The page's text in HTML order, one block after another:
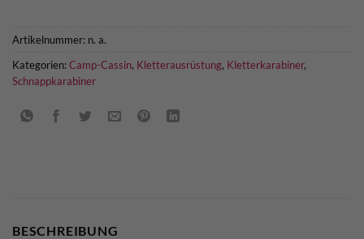
Artikelnummer: n. a.
Kategorien:Camp-Cassin, Kletterausrüstung, Kletterkarabiner,
Schnappkarabiner
BESCHREIBUNG